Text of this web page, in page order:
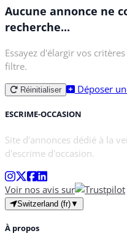
Aucune annonce ne
recherche...
Essayez d'élargir vos
filtre.
Réinitialiser Déposer
ESCRIME-OCCASION
Site d'annonces dédié à la
d'escrime d'occasion.
Voir nos avis sur
Switzerland (fr)▼
À propos